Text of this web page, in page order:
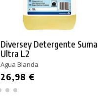
Diversey Detergente Suma
Ultra L2
Agua Blanda
26,98 €